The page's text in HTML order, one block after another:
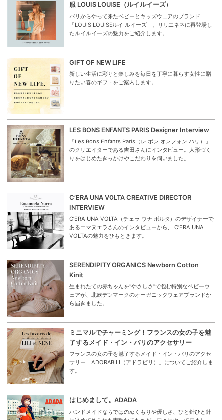
服 LOUIS LOUISE（ルイルイーズ）
パリからやって来たベビーとキッズウェアのブランド
「LOUIS LOUISEルイ ルイーズ」。リリエネネに再登場し
たルイルイーズの魅力をご紹介します。
GIFT OF NEW LIFE
新しい生活に彩りと楽しみを毎日を丁寧に暮らす女性に贈
りたい春のギフトをご案内します。
LES BONS ENFANTS PARIS Designer Interview
「Les Bons Enfants Paris（レ ボン オンフォン パリ）」
のクリエイターである吉田さんにインタビュー。人形づく
りをはじめたきっかけやこだわりを伺いました。
C’ERA UNA VOLTA CREATIVE DIRECTOR
INTERVIEW
C’ERA UNA VOLTA（チェラ ウナ ボルタ）のデザイナーで
あるエマヌエラさんのインタビューから、 C’ERA UNA
VOLTAの魅力をひもときます。
SERENDIPITY ORGANICS Newborn Cotton
Kinit
生まれたての赤ちゃんを“やさしさ”で包む特別なベビーウ
ェアが、北欧デンマークのオーガニックウェアブランドか
ら届きました。
ミニマルでチャーミング！フランスの女の子を魅
了するメイド・イン・パリのアクセサリー
フランスの女の子を魅了するメイド・イン・パリのアクセ
サリー「ADORABILI（アドラビリ）」についてご紹介しま
す。
はじめまして。ADADA
ハンドメイドならではのぬくもりや優しさ、ひと針ひと針